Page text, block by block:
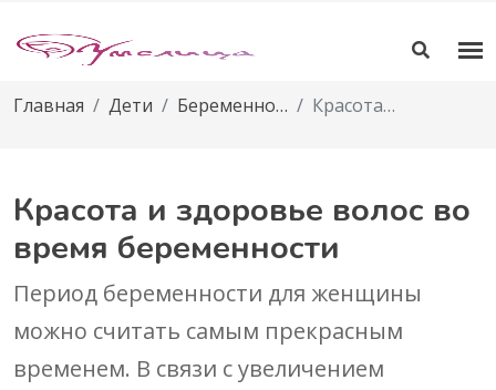
Главная Дети Беременность и роды Красота и здоровье волос во время беременности
Красота и здоровье волос во
время беременности
Период беременности для женщины
можно считать самым прекрасным
временем. В связи с увеличением